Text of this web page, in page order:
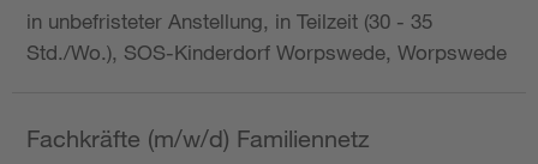
in unbefristeter Anstellung, in Teilzeit (30 - 35
Std./Wo.), SOS-Kinderdorf Worpswede, Worpswede
Fachkräfte (m/w/d) Familiennetz